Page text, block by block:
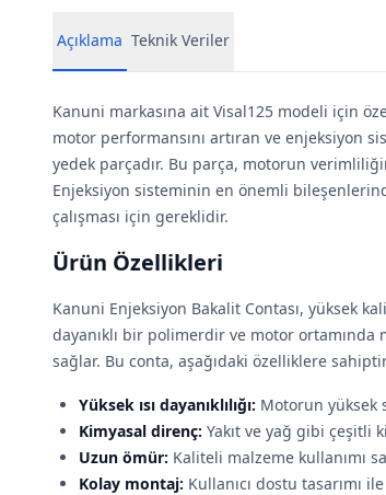
Açıklama Teknik Veriler
Kanuni markasına ait Visal125 modeli için
motor performansını artıran ve enjeksiyon
yedek parçadır. Bu parça, motorun
Enjeksiyon sisteminin en önemli
çalışması için gereklidir.
Ürün Özellikleri
Kanuni Enjeksiyon Bakalit Contası, yüksek
dayanıklı bir polimerdir ve motor ortamında
sağlar. Bu conta, aşağıdaki özelliklere
Yüksek ısı dayanıklılığı: Motorun yüksek
Kimyasal direnç: Yakıt ve yağ gibi çeşitli
Uzun ömür: Kaliteli malzeme kullanımı
Kolay montaj: Kullanıcı dostu tasarımı